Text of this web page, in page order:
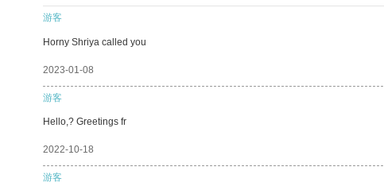
游客
Horny Shriya called you
2023-01-08
游客
Hello,? Greetings fr
2022-10-18
游客